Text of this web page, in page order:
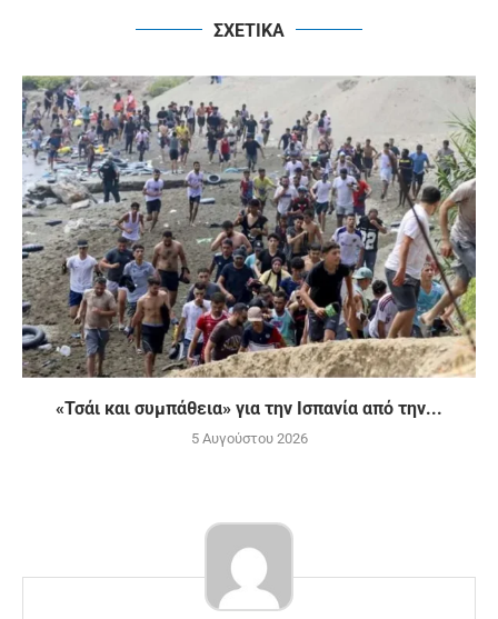
ΣΧΕΤΙΚΑ
«Τσάι και συμπάθεια» για την Ισπανία από την...
5 Αυγούστου 2026